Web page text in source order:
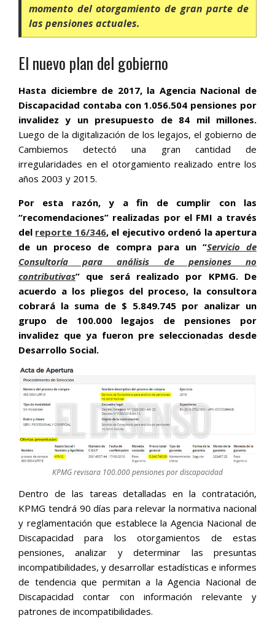
momento del otorgamiento de gran parte de
las pensiones actuales.
El nuevo plan del gobierno
Hasta diciembre de 2017, la Agencia Nacional de
Discapacidad contaba con 1.056.504 pensiones por
invalidez y un presupuesto de 84 mil millones.
Luego de la digitalización de los legajos, el gobierno de
Cambiemos detectó una gran cantidad de
irregularidades en el otorgamiento realizado entre los
años 2003 y 2015.
Por esta razón, y a fin de cumplir con las
“recomendaciones” realizadas por el FMI a través
del reporte 16/346, el ejecutivo ordenó la apertura
de un proceso de compra para un “Servicio de
Consultoría para análisis de pensiones no
contributivas” que será realizado por KPMG. De
acuerdo a los pliegos del proceso, la consultora
cobrará la suma de $ 5.849.745 por analizar un
grupo de 100.000 legajos de pensiones por
invalidez que ya fueron pre seleccionadas desde
Desarrollo Social.
KPMG revisara 100.000 pensiones por discapacidad
Dentro de las tareas detalladas en la contratación,
KPMG tendrá 90 días para relevar la normativa nacional
y reglamentación que establece la Agencia Nacional de
Discapacidad para los otorgamientos de estas
pensiones, analizar y determinar las presuntas
incompatibilidades, y desarrollar estadísticas e informes
de tendencia que permitan a la Agencia Nacional de
Discapacidad contar con información relevante y
patrones de incompatibilidades.